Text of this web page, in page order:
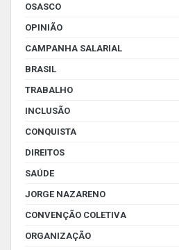
OSASCO
OPINIÃO
CAMPANHA SALARIAL
BRASIL
TRABALHO
INCLUSÃO
CONQUISTA
DIREITOS
SAÚDE
JORGE NAZARENO
CONVENÇÃO COLETIVA
ORGANIZAÇÃO